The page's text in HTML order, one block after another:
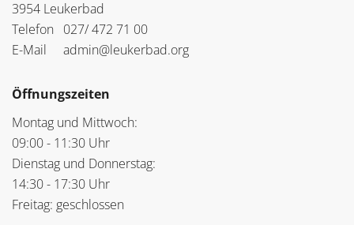
3954 Leukerbad
Telefon 027/ 472 71 00
E-Mail
admin@leukerbad.org
Öffnungszeiten
Montag und Mittwoch:
09:00 - 11:30 Uhr
Dienstag und Donnerstag:
14:30 - 17:30 Uhr
Freitag: geschlossen